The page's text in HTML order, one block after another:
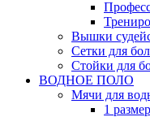
Вышки
Сетки для
Стойки для
ВОДНОЕ ПОЛО
Мячи для
1 размер